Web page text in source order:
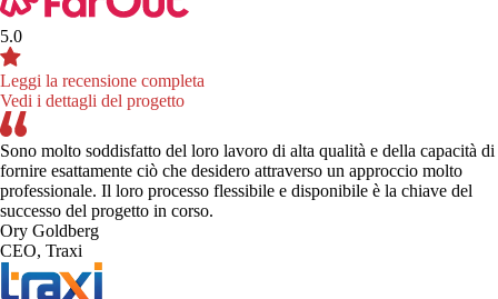
5.0
Leggi la recensione completa
Vedi i dettagli del progetto
Sono molto soddisfatto del loro lavoro di alta qualità e della capacità di
fornire esattamente ciò che desidero attraverso un approccio molto
professionale. Il loro processo flessibile e disponibile è la chiave del
successo del progetto in corso.
Ory Goldberg
CEO, Traxi